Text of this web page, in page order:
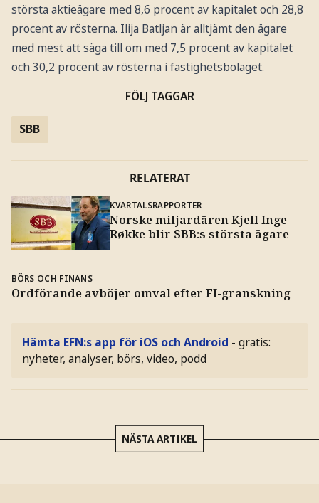
största aktieägare med 8,6 procent av kapitalet och 28,8
procent av rösterna. Ilija Batljan är alltjämt den ägare
med mest att säga till om med 7,5 procent av kapitalet
och 30,2 procent av rösterna i fastighetsbolaget.
FÖLJ TAGGAR
SBB
RELATERAT
KVARTALSRAPPORTER
Norske miljardären Kjell Inge
Røkke blir SBB:s största ägare
BÖRS OCH FINANS
Ordförande avböjer omval efter FI-granskning
Hämta EFN:s app för iOS och Android - gratis:
nyheter, analyser, börs, video, podd
NÄSTA ARTIKEL